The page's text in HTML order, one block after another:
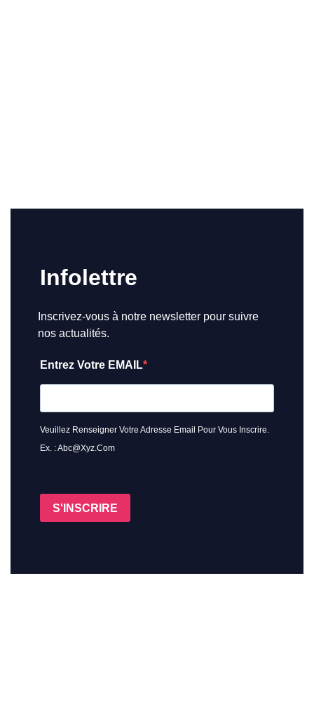
Infolettre
Inscrivez-vous à notre newsletter pour suivre
nos actualités.
Entrez Votre EMAIL
Veuillez Renseigner Votre Adresse Email Pour Vous Inscrire.
Ex. : Abc@xyz.com
S'INSCRIRE